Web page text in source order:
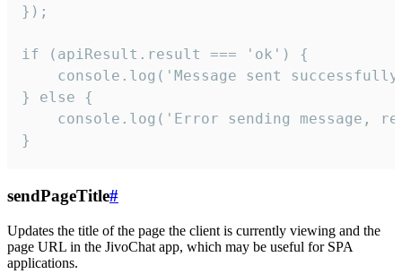
});
if (apiResult.result === 'ok') {
console.log('Message sent
} else {
console.log('Error sending message,
}
sendPageTitle#
Updates the title of the page the client is currently viewing and the
page URL in the JivoChat app, which may be useful for SPA
applications.